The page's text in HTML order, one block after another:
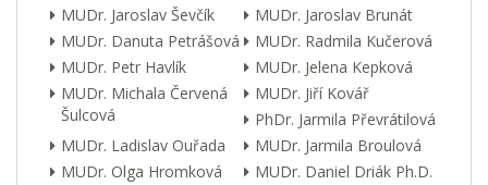
MUDr. Jaroslav Ševčík
MUDr. Jaroslav Brunát
MUDr. Danuta Petrášová
MUDr. Radmila Kučerová
MUDr. Petr Havlík
MUDr. Jelena Kepková
MUDr. Michala Červená
Šulcová
MUDr. Jiří Kovář
PhDr. Jarmila Převrátilová
MUDr. Ladislav Ouřada
MUDr. Jarmila Broulová
MUDr. Olga Hromková
MUDr. Daniel Driák Ph.D.